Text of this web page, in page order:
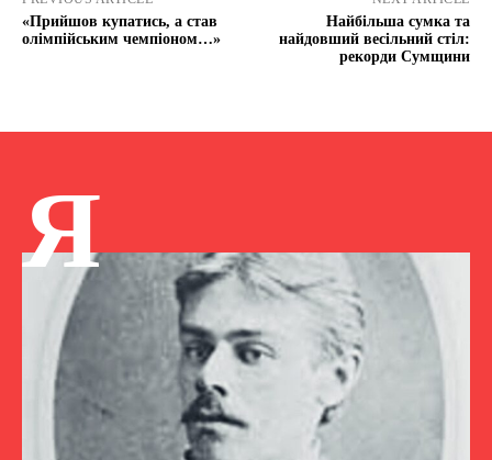
«Прийшов купатись, а став
олімпійським чемпіоном…»
Найбільша сумка та
найдовший весільний стіл:
рекорди Сумщини
Я